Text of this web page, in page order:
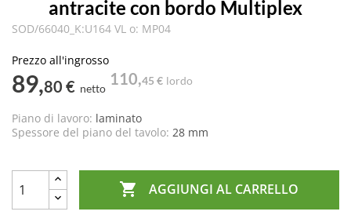
antracite con bordo Multiplex
SOD/66040_K:U164 VL o: MP04
Prezzo all'ingrosso
89,80 € netto
110,45 € lordo
Piano di lavoro: laminato
Spessore del piano del tavolo: 28 mm
 AGGIUNGI AL CARRELLO